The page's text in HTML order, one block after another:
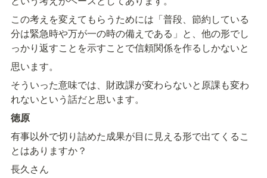
この考えを変えてもらうためには「普段、節約している
分は緊急時や万が一の時の備えである」と、他の形でし
っかり返すことを示すことで信頼関係を作るしかないと
思います。
そういった意味では、財政課が変わらないと原課も変わ
れないという話だと思います。
徳原
有事以外で切り詰めた成果が目に見える形で出てくるこ
とはありますか？
長久さん